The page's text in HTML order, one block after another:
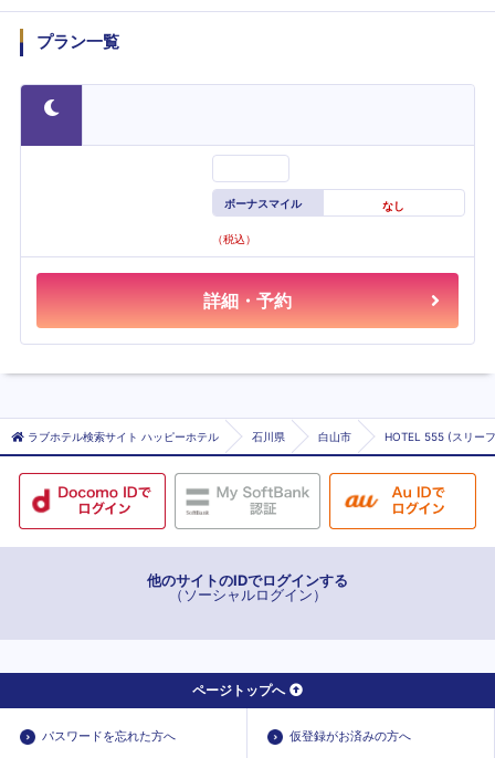
プラン一覧
ボーナスマイル なし
（税込）
詳細・予約
ラブホテル検索サイト ハッピーホテル 石川県 白山市 HOTEL 555 (スリー
他のサイトのIDでログインする
（ソーシャルログイン）
ページトップへ
パスワードを忘れた方へ 仮登録がお済みの方へ